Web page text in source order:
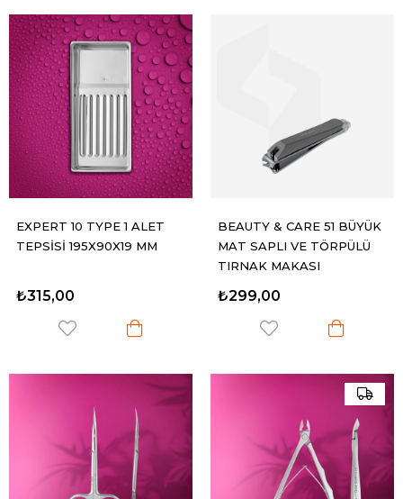
EXPERT 10 TYPE 1 ALET
TEPSİSİ 195X90X19 MM
₺315,00
BEAUTY & CARE 51 BÜYÜK
MAT SAPLI VE TÖRPÜLÜ
TIRNAK MAKASI
₺299,00